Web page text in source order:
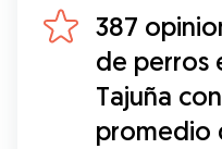
387
de perros
Tajuña
promedio